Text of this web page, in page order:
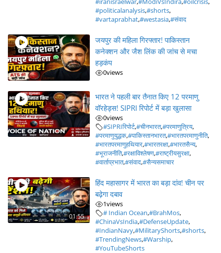
#iranisraelwar,#ModiVsIndira,#oilcrisis,
#politicalanalysis,#shorts,
#vartaprabhat,#westasia,#संवाद
जयपुर की महिला गिरफ्तार! पाकिस्तान
कनेक्शन और जैश लिंक की जांच से मचा
हड़कंप
0views
भारत ने पहली बार तैनात किए 12 परमाणु
वॉरहेड्स! SIPRI रिपोर्ट में बड़ा खुलासा
0views
#SIPRIरिपोर्ट,#चीनभारत,#परमाणुत्रिय,
#परमाणुयुद्धक,#पाकिस्तानभारत,#भारतपरमाणुनीति,
#भारतपरमाणुहथियार,#भारतरक्षा,#भारतसैन्य,
#भूराजनीति,#रक्षाविश्लेषण,#राष्ट्रीयसुरक्षा,
#वार्ताप्रभात,#संवाद,#सैन्यसमाचार
01:55
हिंद महासागर में भारत का बड़ा दांव! चीन पर
बढ़ेगा दबाव
1views
# Indian Ocean,#BrahMos,
#ChinaVsIndia,#DefenseUpdate,
#IndianNavy,#MilitaryShorts,#shorts,
#TrendingNews,#Warship,
#YouTubeShorts